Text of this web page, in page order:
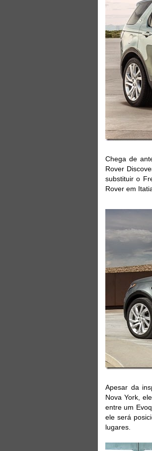
Chega de
Rover
substituir o
Rover em
Apesar da
Nova York,
entre um
ele será
lugares.